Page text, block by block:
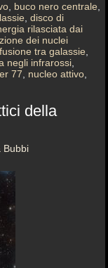
, buco nero centrale,
,disco di
rilasciata dai
dei nuclei
fusione tra galassie,
negli infrarossi,
77, nucleo attivo,
della
Bubbi